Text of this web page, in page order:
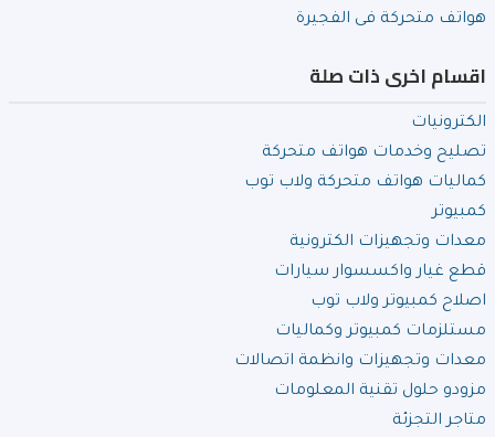
هواتف متحركة فى الفجيرة
اقسام اخرى ذات صلة
الكترونيات
تصليح وخدمات هواتف متحركة
كماليات هواتف متحركة ولاب توب
كمبيوتر
معدات وتجهيزات الكترونية
قطع غيار واكسسوار سيارات
اصلاح كمبيوتر ولاب توب
مستلزمات كمبيوتر وكماليات
معدات وتجهيزات وانظمة اتصالات
مزودو حلول تقنية المعلومات
متاجر التجزئة